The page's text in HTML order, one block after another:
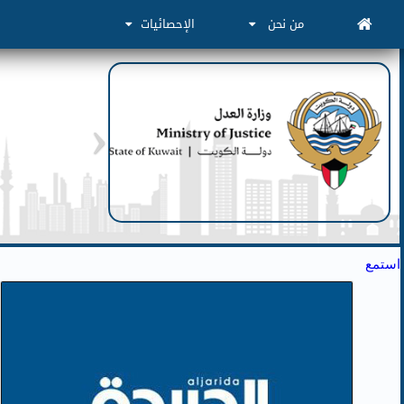
من نحن الإحصائيات
استمع